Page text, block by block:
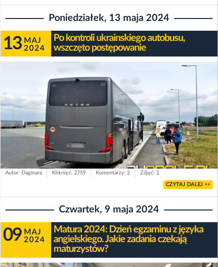
Poniedziałek, 13 maja 2024
13 MAJ
2024
Po kontroli ukrainskiego autobusu,
wszczęto postępowanie
Autor: Dagmara Kliknięć: 2759 Komentarzy: 2 Zdjęć: 2
CZYTAJ DALEJ >>
Czwartek, 9 maja 2024
09 MAJ
2024
Matura 2024: Dzień egzaminu z języka
angielskiego. Jakie zadania czekają
maturzystów?